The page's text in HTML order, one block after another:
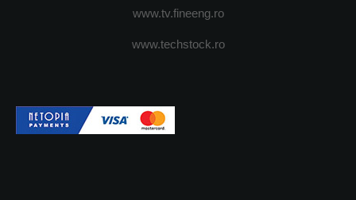
www.tv.fineeng.ro
www.techstock.ro